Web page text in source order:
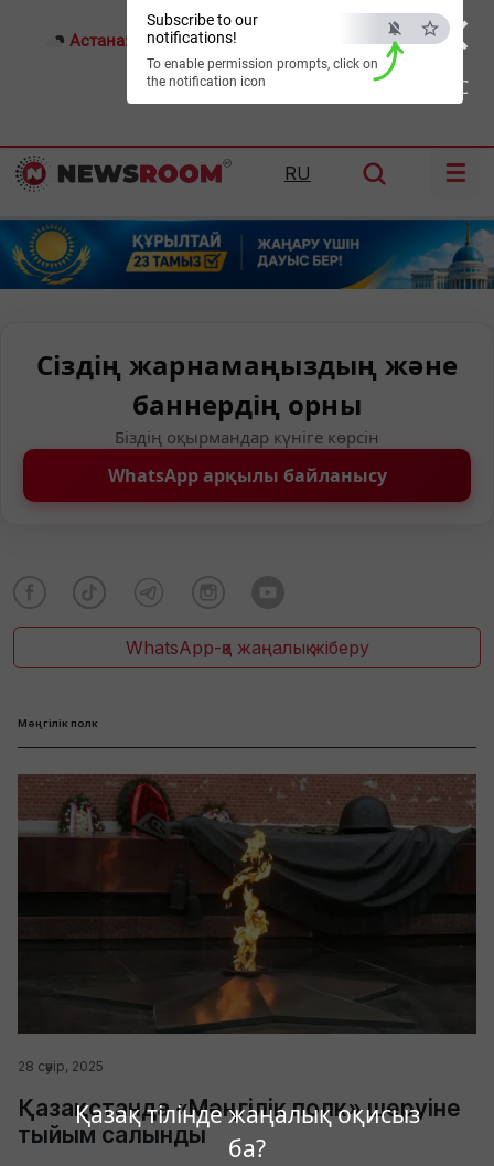
×
ESC
Қазақ тілінде жаңалық оқисыз
ба?
Subscribe to our
notifications!
To enable permission prompts, click on
the notification icon
Астана: 17°C Алматы: Шымкент:26°C
RU ☰
Сіздің жарнамаңыздың және
баннердің орны
Біздің оқырмандар күніге көрсін
WhatsApp арқылы байланысу
WhatsApp-қа жаңалық жіберу
Мәңгілік полк
28 сәуір, 2025
Қазақстанда «Мәңгілік полк» шеруіне
тыйым салынды